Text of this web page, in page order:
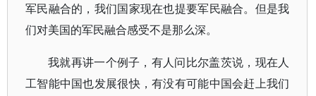
军民融合的，我们国家现在也提要军民融合。但是我
们对美国的军民融合感受不是那么深。
我就再讲一个例子，有人问比尔盖茨说，现在人
工智能中国也发展很快，有没有可能中国会赶上我们